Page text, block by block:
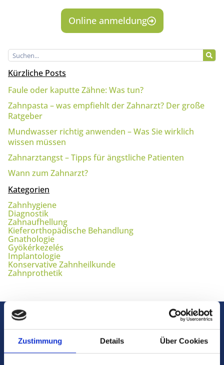
Zustimmung Details Über Cookies
Online anmeldung
Kürzliche Posts
Faule oder kaputte Zähne: Was tun?
Zahnpasta – was empfiehlt der Zahnarzt? Der große
Ratgeber
Mundwasser richtig anwenden – Was Sie wirklich
wissen müssen
Zahnarztangst – Tipps für ängstliche Patienten
Wann zum Zahnarzt?
Kategorien
Zahnhygiene
Diagnostik
Zahnaufhellung
Kieferorthopädische Behandlung
Gnathologie
Gyökérkezelés
Implantologie
Konservative Zahnheilkunde
Zahnprothetik